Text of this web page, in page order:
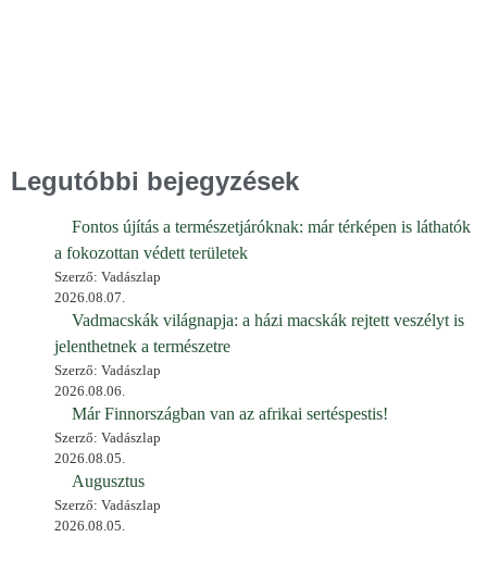
Legutóbbi bejegyzések
Fontos újítás a természetjáróknak: már térképen is láthatók
a fokozottan védett területek
Szerző: Vadászlap
2026.08.07.
Vadmacskák világnapja: a házi macskák rejtett veszélyt is
jelenthetnek a természetre
Szerző: Vadászlap
2026.08.06.
Már Finnországban van az afrikai sertéspestis!
Szerző: Vadászlap
2026.08.05.
Augusztus
Szerző: Vadászlap
2026.08.05.